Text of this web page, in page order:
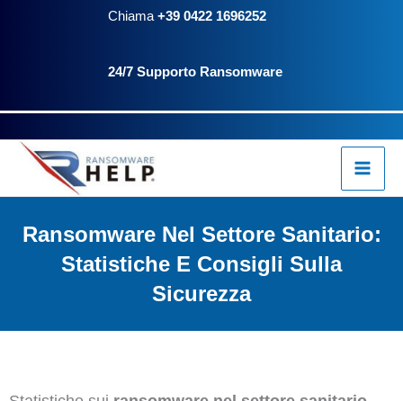
Chiama +39 0422 1696252
24/7 Supporto Ransomware
Ransomware Nel Settore Sanitario:
Statistiche E Consigli Sulla
Sicurezza